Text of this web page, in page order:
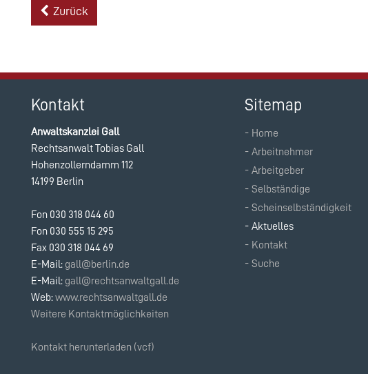
Zurück
Kontakt
Anwaltskanzlei Gall
Rechtsanwalt Tobias Gall
Hohenzollerndamm 112
14199 Berlin
Fon 030 318 044 60
Fon 030 555 15 295
Fax 030 318 044 69
E-Mail: gall@berlin.de
E-Mail: gall@rechtsanwaltgall.de
Web:www.rechtsanwaltgall.de
Weitere Kontaktmöglichkeiten
Kontakt herunterladen (vcf)
Sitemap
Navigation
überspringen
Home
Arbeitnehmer
Arbeitgeber
Selbständige
Scheinselbständigkeit
Aktuelles
Kontakt
Suche